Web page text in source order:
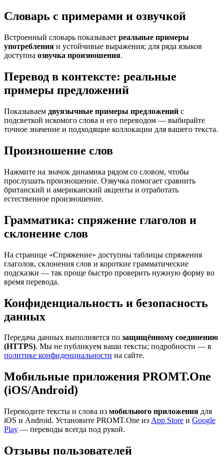
Словарь с примерами и озвучкой
Встроенный словарь показывает реальные примеры
употребления и устойчивые выражения; для ряда языков
доступна озвучка произношения.
Перевод в контексте: реальные
примеры предложений
Показываем двуязычные примеры предложений с
подсветкой искомого слова и его переводом — выбирайте
точное значение и подходящие коллокации для вашего текста.
Произношение слов
Нажмите на значок динамика рядом со словом, чтобы
прослушать произношение. Озвучка помогает сравнить
британский и американский акценты и отработать
естественное произношение.
Грамматика: спряжение глаголов и
склонение слов
На странице «Спряжение» доступны таблицы спряжения
глаголов, склонения слов и короткие грамматические
подсказки — так проще быстро проверить нужную форму во
время перевода.
Конфиденциальность и безопасность
данных
Передача данных выполняется по защищённому соединению
(HTTPS). Мы не публикуем ваши тексты; подробности — в
политике конфиденциальности на сайте.
Мобильные приложения PROMT.One
(iOS/Android)
Переводите тексты и слова из мобильного приложения для
iOS и Android. Установите PROMT.One из App Store и Google
Play — переводы всегда под рукой.
Отзывы пользователей